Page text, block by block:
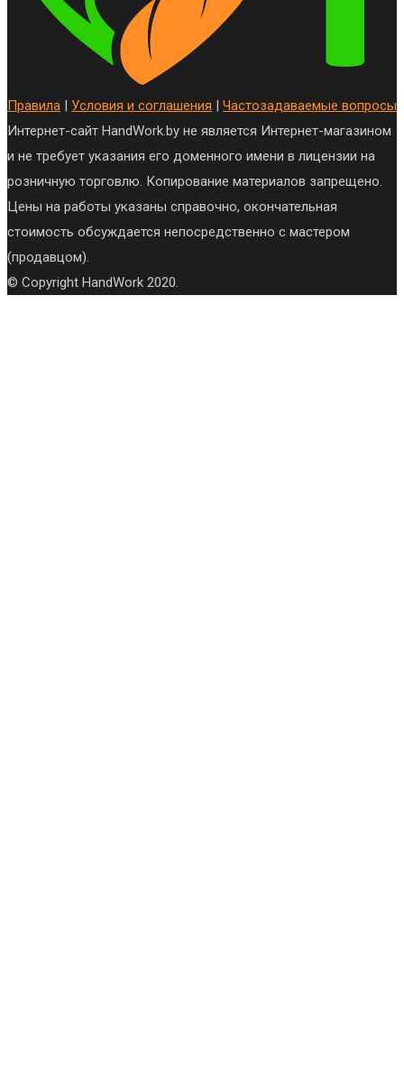
Правила | Условия и соглашения | Частозадаваемые вопросы
Интернет-сайт HandWork.by не является Интернет-магазином
и не требует указания его доменного имени в лицензии на
розничную торговлю. Копирование материалов запрещено.
Цены на работы указаны справочно, окончательная
стоимость обсуждается непосредственно с мастером
(продавцом).
© Copyright HandWork 2020.